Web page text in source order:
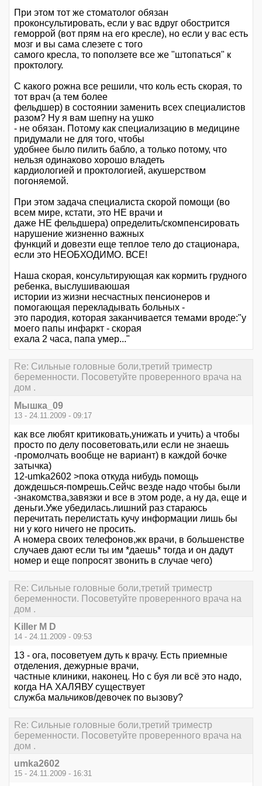
При этом тот же стоматолог обязан
проконсультировать, если у вас вдруг обострится
геморрой (вот прям на его кресле), но если у вас есть
мозг и вы сама слезете с того
самого кресла, то поползете все же "штопаться" к
проктологу.
С какого рожна все решили, что коль есть скорая, то
тот врач (а тем более
фельдшер) в состоянии заменить всех специалистов
разом? Ну я вам шепну на ушко
- не обязан. Потому как специализацию в медицине
придумали не для того, чтобы
удобнее было пилить бабло, а только потому, что
нельзя одинаково хорошо владеть
кардиологией и проктологией, акушерством
погоняемой.
При этом задача специалиста скорой помощи (во
всем мире, кстати, это НЕ врачи и
даже НЕ фельдшера) определить/скомпенсировать
нарушение жизненно важных
функций и довезти еще теплое тело до стационара,
если это НЕОБХОДИМО. ВСЕ!
Наша скорая, консультирующая как кормить грудного
ребенка, выслушиваюшая
истории из жизни несчастных пенсионеров и
помогающая перекладывать больных -
это пародия, которая заканчивается темами вроде:"у
моего папы инфаркт - скорая
ехала 2 часа, папа умер..."
Re: Сильные головные боли,третий триместр
беременности. Посоветуйте проверенного врача на
дом .
Мышка_09
13 - 24.11.2009 - 09:17
как все любят критиковать,унижать и учить) а чтобы
просто по делу посоветовать,или если не знаешь
-промолчать вообще не вариант) в каждой бочке
затычка)
12-umka2602 >пока откуда нибудь помощь
дождешься-помрешь.Сейчс везде надо чтобы были
-знакомства,завязки и все в этом роде, а ну да, еще и
деньги.Уже убедилась.лишний раз стараюсь
перечитать перелистать кучу информации лишь бы
ни у кого ничего не просить.
А номера своих телефонов,жк врачи, в большенстве
случаев дают если ты им *даешь* тогда и он дадут
номер и еще попросят звонить в случае чего)
Re: Сильные головные боли,третий триместр
беременности. Посоветуйте проверенного врача на
дом .
Killer M D
14 - 24.11.2009 - 09:53
13 - ога, посоветуем дуть к врачу. Есть приемные
отделения, дежурные врачи,
частные клиники, наконец. Но с буя ли всё это надо,
когда НА ХАЛЯВУ существует
служба мальчиков/девочек по вызову?
Re: Сильные головные боли,третий триместр
беременности. Посоветуйте проверенного врача на
дом .
umka2602
15 - 24.11.2009 - 16:31